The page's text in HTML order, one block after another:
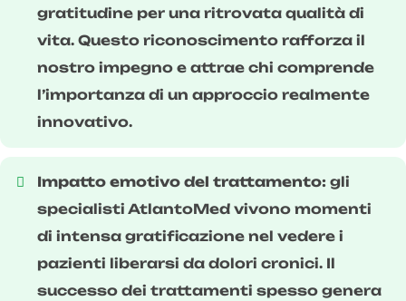
gratitudine per una ritrovata qualità di
vita. Questo riconoscimento rafforza il
nostro impegno e attrae chi comprende
l’importanza di un approccio realmente
innovativo.
Impatto emotivo del trattamento: gli
specialisti AtlantoMed vivono momenti
di intensa gratificazione nel vedere i
pazienti liberarsi da dolori cronici. Il
successo dei trattamenti spesso genera